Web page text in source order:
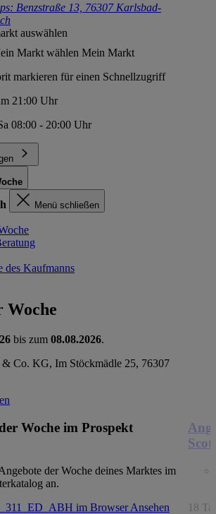
Benzstraße 13, 76307 Karlsbad-
auswählen
Markt wählen Mein Markt
markieren für einen Schnellzugriff
21:00 Uhr
08:00 - 20:00 Uhr
Menü schließen
des Kaufmanns
Woche
bis zum 08.08.2026.
Co. KG, Im Stöckmädle 25, 76307
Woche im Prospekt
der Woche deines Marktes im
an.
im BrowserAnsehen 18